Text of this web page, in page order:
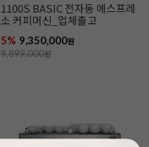
1100S BASIC 전자동 에스프레
소 커피머신_업체출고
5% 9,350,000원
9,899,000원